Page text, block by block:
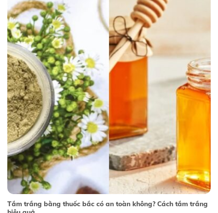
Tắm trắng bằng thuốc bắc có an toàn không? Cách tắm trắng